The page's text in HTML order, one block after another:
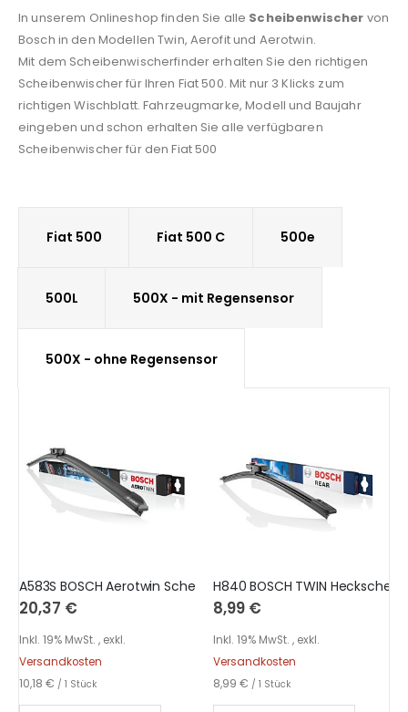
In unserem Onlineshop finden Sie alle Scheibenwischer von
Bosch in den Modellen Twin, Aerofit und Aerotwin.
Mit dem Scheibenwischerfinder erhalten Sie den richtigen
Scheibenwischer für Ihren Fiat 500. Mit nur 3 Klicks zum
richtigen Wischblatt. Fahrzeugmarke, Modell und Baujahr
eingeben und schon erhalten Sie alle verfügbaren
Scheibenwischer für den Fiat 500
Fiat 500 Fiat 500 C 500e
500L 500X - mit Regensensor
500X - ohne Regensensor
A583S BOSCH Aerotwin Scheibenwischer
20,37 €
Inkl. 19% MwSt. , exkl.
Versandkosten
10,18 € / 1 Stück
H840 BOSCH TWIN
8,99 €
Inkl. 19% MwSt. , exkl.
Versandkosten
8,99 € / 1 Stück